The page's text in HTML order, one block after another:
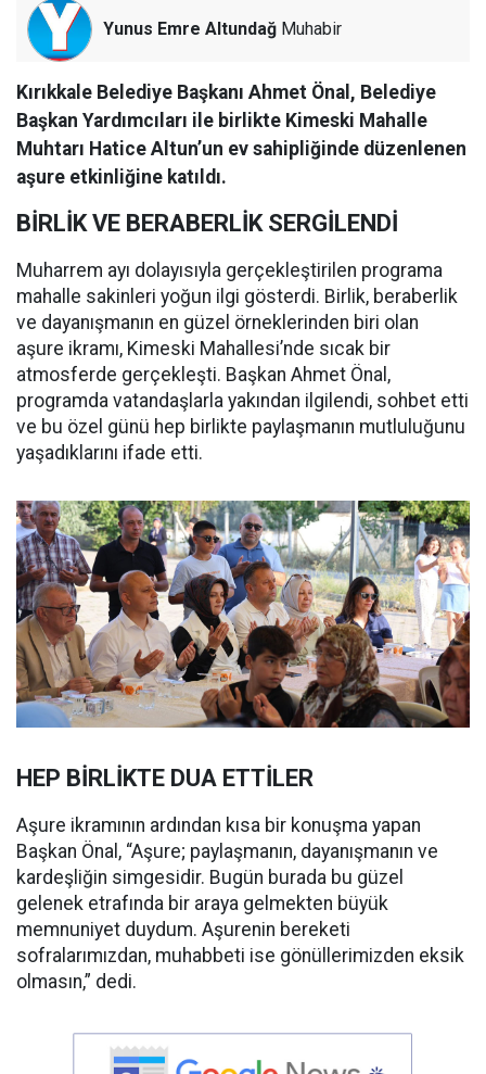
Yunus Emre Altundağ Muhabir
Kırıkkale Belediye Başkanı Ahmet Önal, Belediye
Başkan Yardımcıları ile birlikte Kimeski Mahalle
Muhtarı Hatice Altun’un ev sahipliğinde düzenlenen
aşure etkinliğine katıldı.
BİRLİK VE BERABERLİK SERGİLENDİ
Muharrem ayı dolayısıyla gerçekleştirilen programa
mahalle sakinleri yoğun ilgi gösterdi. Birlik, beraberlik
ve dayanışmanın en güzel örneklerinden biri olan
aşure ikramı, Kimeski Mahallesi’nde sıcak bir
atmosferde gerçekleşti. Başkan Ahmet Önal,
programda vatandaşlarla yakından ilgilendi, sohbet etti
ve bu özel günü hep birlikte paylaşmanın mutluluğunu
yaşadıklarını ifade etti.
HEP BİRLİKTE DUA ETTİLER
Aşure ikramının ardından kısa bir konuşma yapan
Başkan Önal, “Aşure; paylaşmanın, dayanışmanın ve
kardeşliğin simgesidir. Bugün burada bu güzel
gelenek etrafında bir araya gelmekten büyük
memnuniyet duydum. Aşurenin bereketi
sofralarımızdan, muhabbeti ise gönüllerimizden eksik
olmasın,” dedi.